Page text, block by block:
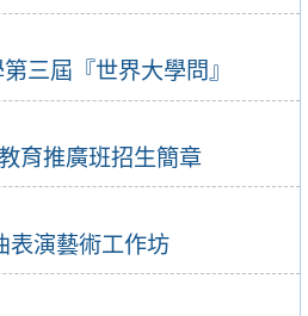
三屆『世界大學問』
育推廣班招生簡章
表演藝術工作坊